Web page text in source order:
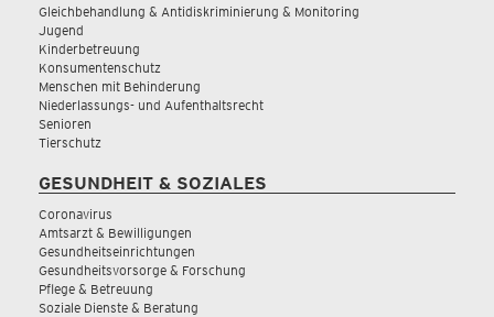
Gleichbehandlung & Antidiskriminierung & Monitoring
Jugend
Kinderbetreuung
Konsumentenschutz
Menschen mit Behinderung
Niederlassungs- und Aufenthaltsrecht
Senioren
Tierschutz
GESUNDHEIT & SOZIALES
Coronavirus
Amtsarzt & Bewilligungen
Gesundheitseinrichtungen
Gesundheitsvorsorge & Forschung
Pflege & Betreuung
Soziale Dienste & Beratung